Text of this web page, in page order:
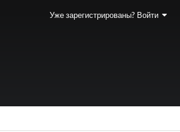
Уже зарегистрированы? Войти